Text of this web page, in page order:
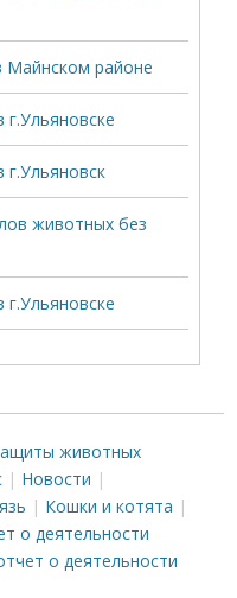
Майнском районе
животных без
животных
Новости
Кошки и котята
о деятельности
о деятельности